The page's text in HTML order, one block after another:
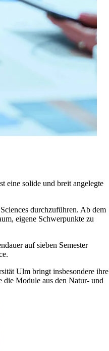
eine solide und breit angelegte
durchzuführen. Ab dem
eigene Schwerpunkte zu
auf sieben Semester
Ulm bringt insbesondere ihre
Module aus den Natur- und